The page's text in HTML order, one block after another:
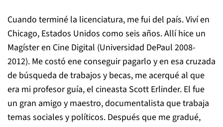
Cuando terminé la licenciatura, me fui del país. Viví en
Chicago, Estados Unidos como seis años. Allí hice un
Magíster en Cine Digital (Universidad DePaul 2008-
2012). Me costó ene conseguir pagarlo y en esa cruzada
de búsqueda de trabajos y becas, me acerqué al que
era mi profesor guía, el cineasta Scott Erlinder. El fue
un gran amigo y maestro, documentalista que trabaja
temas sociales y políticos. Después que me gradué,